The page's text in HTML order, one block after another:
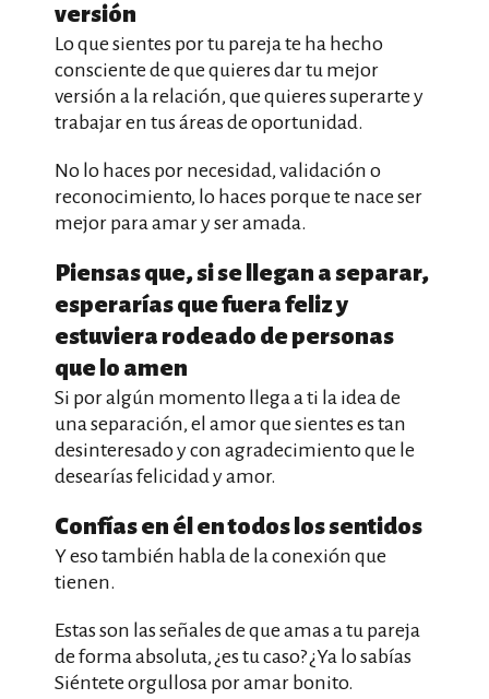
versión
Lo que sientes por tu pareja te ha hecho
consciente de que quieres dar tu mejor
versión a la relación, que quieres superarte y
trabajar en tus áreas de oportunidad.
No lo haces por necesidad, validación o
reconocimiento, lo haces porque te nace ser
mejor para amar y ser amada.
Piensas que, si se llegan a separar,
esperarías que fuera feliz y
estuviera rodeado de personas
que lo amen
Si por algún momento llega a ti la idea de
una separación, el amor que sientes es tan
desinteresado y con agradecimiento que le
desearías felicidad y amor.
Confías en él en todos los sentidos
Y eso también habla de la conexión que
tienen.
Estas son las señales de que amas a tu pareja
de forma absoluta, ¿es tu caso? ¿Ya lo sabías
Siéntete orgullosa por amar bonito.